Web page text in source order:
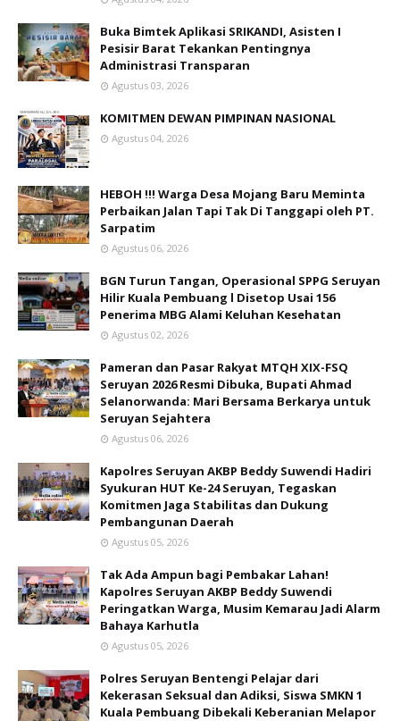
Buka Bimtek Aplikasi SRIKANDI, Asisten I
Pesisir Barat Tekankan Pentingnya
Administrasi Transparan
Agustus 03, 2026
KOMITMEN DEWAN PIMPINAN NASIONAL
Agustus 04, 2026
HEBOH !!! Warga Desa Mojang Baru Meminta
Perbaikan Jalan Tapi Tak Di Tanggapi oleh PT.
Sarpatim
Agustus 06, 2026
BGN Turun Tangan, Operasional SPPG Seruyan
Hilir Kuala Pembuang l Disetop Usai 156
Penerima MBG Alami Keluhan Kesehatan
Agustus 02, 2026
Pameran dan Pasar Rakyat MTQH XIX-FSQ
Seruyan 2026 Resmi Dibuka, Bupati Ahmad
Selanorwanda: Mari Bersama Berkarya untuk
Seruyan Sejahtera
Agustus 06, 2026
Kapolres Seruyan AKBP Beddy Suwendi Hadiri
Syukuran HUT Ke-24 Seruyan, Tegaskan
Komitmen Jaga Stabilitas dan Dukung
Pembangunan Daerah
Agustus 05, 2026
Tak Ada Ampun bagi Pembakar Lahan!
Kapolres Seruyan AKBP Beddy Suwendi
Peringatkan Warga, Musim Kemarau Jadi Alarm
Bahaya Karhutla
Agustus 05, 2026
Polres Seruyan Bentengi Pelajar dari
Kekerasan Seksual dan Adiksi, Siswa SMKN 1
Kuala Pembuang Dibekali Keberanian Melapor